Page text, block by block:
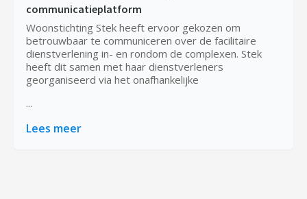
communicatieplatform
Woonstichting Stek heeft ervoor gekozen om
betrouwbaar te communiceren over de facilitaire
dienstverlening in- en rondom de complexen. Stek
heeft dit samen met haar dienstverleners
georganiseerd via het onafhankelijke
...
Lees meer